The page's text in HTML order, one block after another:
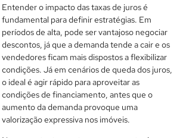
Entender o impacto das taxas de juros é
fundamental para definir estratégias. Em
períodos de alta, pode ser vantajoso negociar
descontos, já que a demanda tende a cair e os
vendedores ficam mais dispostos a flexibilizar
condições. Já em cenários de queda dos juros,
o ideal é agir rápido para aproveitar as
condições de financiamento, antes que o
aumento da demanda provoque uma
valorização expressiva nos imóveis.